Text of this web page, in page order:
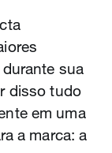
sua
disso tudo
em uma
a marca: a